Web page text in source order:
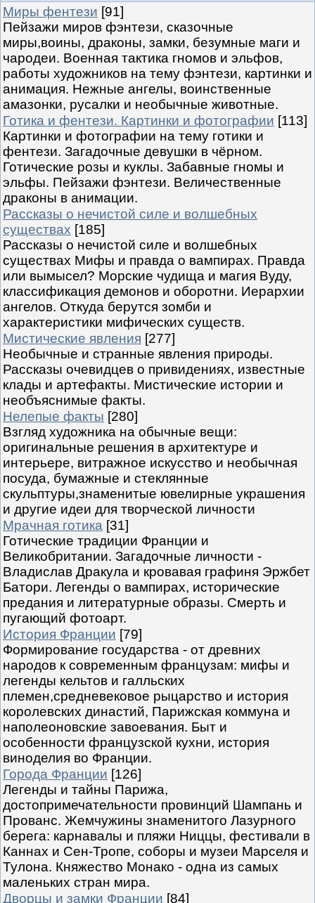
Миры фентези [91]
Пейзажи миров фэнтези, сказочные
миры,воины, драконы, замки, безумные маги и
чародеи. Военная тактика гномов и эльфов,
работы художников на тему фэнтези, картинки и
анимация. Нежные ангелы, воинственные
амазонки, русалки и необычные животные.
Готика и фентези. Картинки и фотографии [113]
Картинки и фотографии на тему готики и
фентези. Загадочные девушки в чёрном.
Готические розы и куклы. Забавные гномы и
эльфы. Пейзажи фэнтези. Величественные
драконы в анимации.
Рассказы о нечистой силе и волшебных
существах [185]
Рассказы о нечистой силе и волшебных
существах Мифы и правда о вампирах. Правда
или вымысел? Морские чудища и магия Вуду,
классификация демонов и оборотни. Иерархии
ангелов. Откуда берутся зомби и
характеристики мифических существ.
Мистические явления [277]
Необычные и странные явления природы.
Рассказы очевидцев о привидениях, известные
клады и артефакты. Мистические истории и
необъяснимые факты.
Нелепые факты [280]
Взгляд художника на обычные вещи:
оригинальные решения в архитектуре и
интерьере, витражное искусство и необычная
посуда, бумажные и стеклянные
скульптуры,знаменитые ювелирные украшения
и другие идеи для творческой личности
Мрачная готика [31]
Готические традиции Франции и
Великобритании. Загадочные личности -
Владислав Дракула и кровавая графиня Эржбет
Батори. Легенды о вампирах, исторические
предания и литературные образы. Смерть и
пугающий фотоарт.
История Франции [79]
Формирование государства - от древних
народов к современным французам: мифы и
легенды кельтов и галльских
племен,средневековое рыцарство и история
королевских династий, Парижская коммуна и
наполеоновские завоевания. Быт и
особенности французской кухни, история
виноделия во Франции.
Города Франции [126]
Легенды и тайны Парижа,
достопримечательности провинций Шампань и
Прованс. Жемчужины знаменитого Лазурного
берега: карнавалы и пляжи Ниццы, фестивали в
Каннах и Сен-Тропе, соборы и музеи Марселя и
Тулона. Княжество Монако - одна из самых
маленьких стран мира.
Дворцы и замки Франции [84]